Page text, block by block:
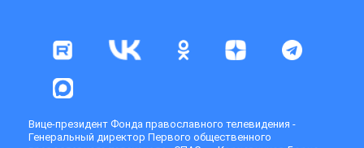
Вице-президент Фонда православного телевидения -
Генеральный директор Первого общественного